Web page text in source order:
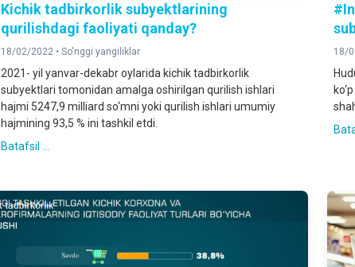
Kichik tadbirkorlik subyektlarining
qurilishdagi faoliyati qanday?
18/02/2022 • So'nggi yangiliklar
2021- yil yanvar-dekabr oylarida kichik tadbirkorlik
subyektlari tomonidan amalga oshirilgan qurilish ishlari
hajmi 5247,9 milliard so‘mni yoki qurilish ishlari umumiy
hajmining 93,5 % ini tashkil etdi.
Batafsil ...
18/